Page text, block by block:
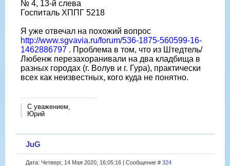
№ 4, 13-й слева
Госпиталь ХППГ 5218
Я уже отвечал на похожий вопрос
http://www.sgvavia.ru/forum/536-1875-560599-16-
1462886797 . Проблема в том, что из Штедтель/
Любенж перезахоранивали на два кладбища в
разных городах (г. Волув и г. Гура), практически
всех как неизвестных, кого куда не понятно.
С уважением,
Юрий
JuG
Дата: Четверг, 14 Мая 2020, 16:05:16 | Сообщение # 324